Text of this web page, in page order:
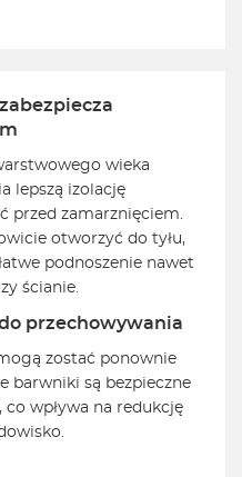
wieka
lepszą izolację
przed zamarznięciem.
otworzyć do tyłu,
podnoszenie nawet
ścianie.
przechowywania
zostać ponownie
barwniki są bezpieczne
wpływa na redukcję